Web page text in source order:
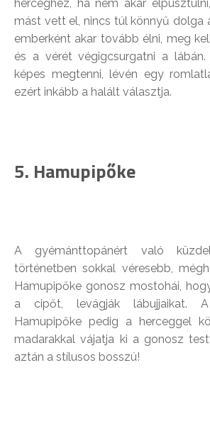
herceghez, ha nem akar
mást vett el, nincs túl könnyű dolga
emberként akar tovább élni, meg
és a vérét végigcsurgatni a
képes megtenni, lévén egy
ezért inkább a halált választja.
5. Hamupipőke
A gyémánttopánért való
történetben sokkal véresebb,
Hamupipőke gonosz mostohái,
a cipőt, levágják lábujjaikat.
Hamupipőke pedig a herceggel
madarakkal vájatja ki a gonosz
aztán a stílusos bosszú!